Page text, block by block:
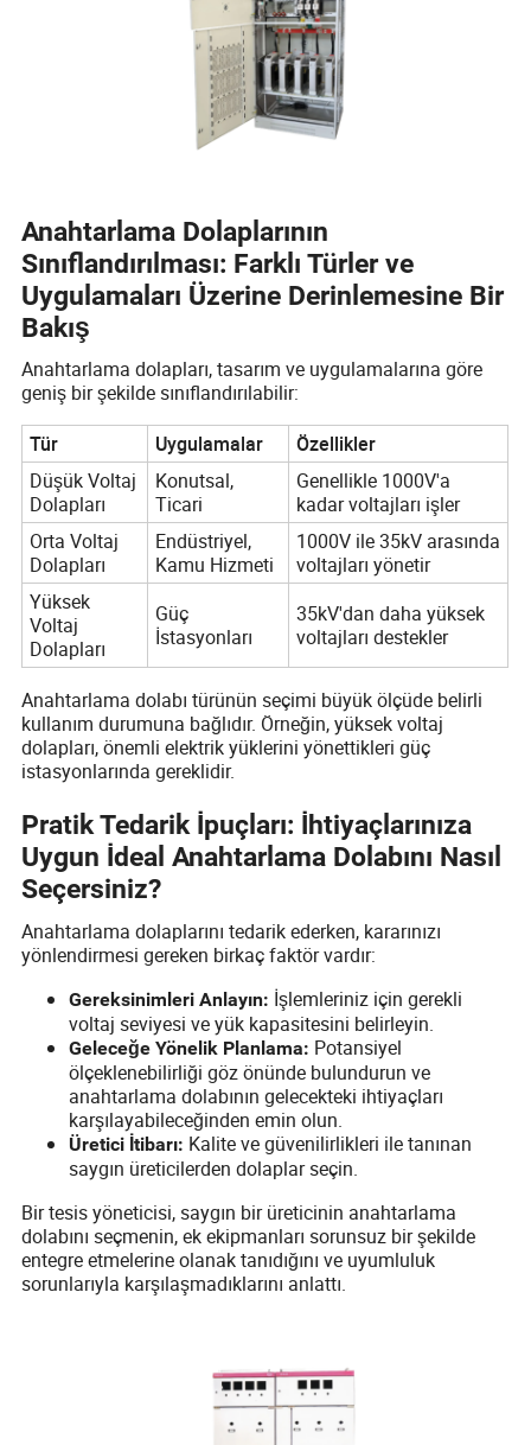
Anahtarlama Dolaplarının
Sınıflandırılması: Farklı Türler ve
Uygulamaları Üzerine Derinlemesine Bir
Bakış
Anahtarlama dolapları, tasarım ve uygulamalarına göre
geniş bir şekilde sınıflandırılabilir:
Tür
Uygulamalar
Özellikler
Düşük Voltaj
Dolapları
Konutsal,
Ticari
Genellikle 1000V'a
kadar voltajları işler
Orta Voltaj
Dolapları
Endüstriyel,
Kamu Hizmeti
1000V ile 35kV arasında
voltajları yönetir
Yüksek
Voltaj
Dolapları
Güç
İstasyonları
35kV'dan daha yüksek
voltajları destekler
Anahtarlama dolabı türünün seçimi büyük ölçüde belirli
kullanım durumuna bağlıdır. Örneğin, yüksek voltaj
dolapları, önemli elektrik yüklerini yönettikleri güç
istasyonlarında gereklidir.
Pratik Tedarik İpuçları: İhtiyaçlarınıza
Uygun İdeal Anahtarlama Dolabını Nasıl
Seçersiniz?
Anahtarlama dolaplarını tedarik ederken, kararınızı
yönlendirmesi gereken birkaç faktör vardır:
Gereksinimleri Anlayın: İşlemleriniz için gerekli
voltaj seviyesi ve yük kapasitesini belirleyin.
Geleceğe Yönelik Planlama: Potansiyel
ölçeklenebilirliği göz önünde bulundurun ve
anahtarlama dolabının gelecekteki ihtiyaçları
karşılayabileceğinden emin olun.
Üretici İtibarı: Kalite ve güvenilirlikleri ile tanınan
saygın üreticilerden dolaplar seçin.
Bir tesis yöneticisi, saygın bir üreticinin anahtarlama
dolabını seçmenin, ek ekipmanları sorunsuz bir şekilde
entegre etmelerine olanak tanıdığını ve uyumluluk
sorunlarıyla karşılaşmadıklarını anlattı.